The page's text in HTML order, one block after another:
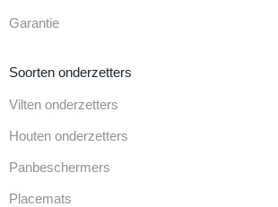
Garantie
Soorten onderzetters
Vilten onderzetters
Houten onderzetters
Panbeschermers
Placemats